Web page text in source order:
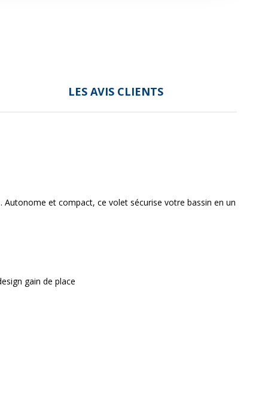
LES AVIS CLIENTS
. Autonome et compact, ce volet sécurise votre bassin en un
gain de place